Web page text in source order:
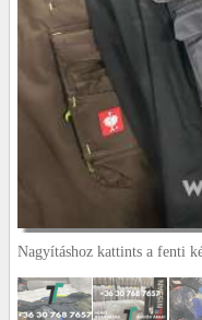
Nagyításhoz kattints a fenti